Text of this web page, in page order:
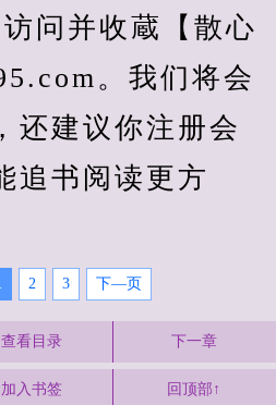
问并收蔵【散心
。我们将会
还建议你注册会
追书阅读更方
2 3 下—页
查看目录 下一章
加入书签 回顶部↑